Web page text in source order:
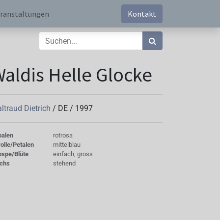
Kontakt
Helle Glocke
Dietrich / DE / 1997
rotrosa
Petalen
mittelblau
Blüte
einfach, gross
stehend